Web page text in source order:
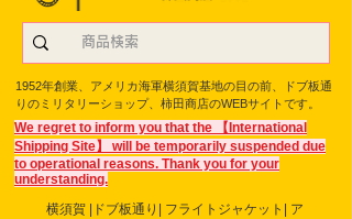
1952年創業、アメリカ海軍横須賀基地の目の前、ドブ板通
りのミリタリーショップ、柿田商店のWEBサイトです。
We regret to inform you that the 【International
Shipping Site】 will be temporarily suspended due
to operational reasons. Thank you for your
understanding.
横須賀 |ドブ板通り| フライト ジャケット| ア